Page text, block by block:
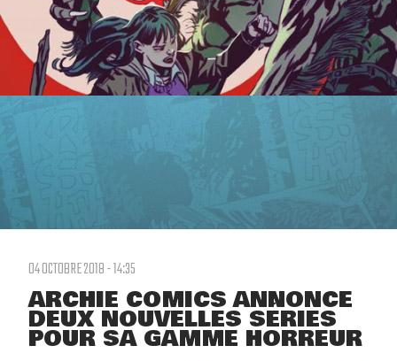
04 OCTOBRE 2018 - 14:35
ARCHIE COMICS ANNONCE
DEUX NOUVELLES SÉRIES
POUR SA GAMME HORREUR